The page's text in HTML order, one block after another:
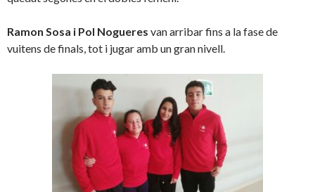
Ramon Sosa i Pol Nogueres van arribar fins a la fase de
vuitens de finals, tot i jugar amb un gran nivell.